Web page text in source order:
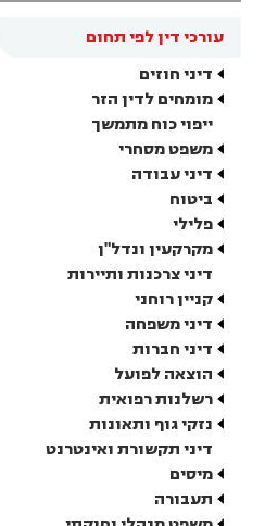
עורכי דין לפי תחום
דיני חוזים
מומחים לדין הזר
ייפוי כוח מתמשך
משפט מסחרי
דיני עבודה
ביטוח
פלילי
מקרקעין ונדל"ן
דיני צרכנות ותיירות
קניין רוחני
דיני משפחה
דיני חברות
הוצאה לפועל
רשלנות רפואית
נזקי גוף ותאונות
דיני תקשורת ואינטרנט
מיסים
תעבורה